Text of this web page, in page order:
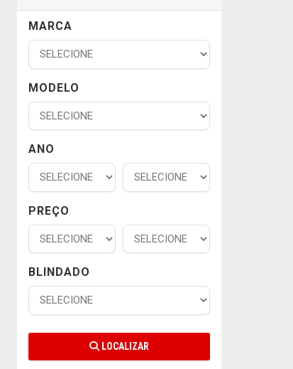
MARCA
MODELO
ANO
PREÇO
BLINDADO
LOCALIZAR